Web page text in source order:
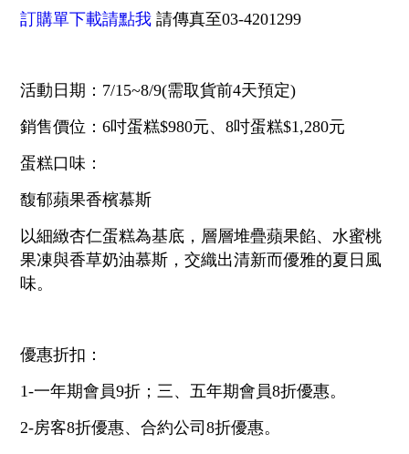
LANGUAGE
線上購物 線上訂房
抬頭：樹籽股份有限公司桃園分公司
統編：28973757
訂購單下載請點我請傳真至03-4201299
活動日期：7/15~8/9(需取貨前4天預定)
銷售價位：6吋蛋糕$980元、8吋蛋糕$1,280元
蛋糕口味：
馥郁蘋果香檳慕斯
以細緻杏仁蛋糕為基底，層層堆疊蘋果餡、水蜜桃
果凍與香草奶油慕斯，交織出清新而優雅的夏日風
味。
優惠折扣：
1-一年期會員9折；三、五年期會員8折優惠。
2-房客8折優惠、合約公司8折優惠。